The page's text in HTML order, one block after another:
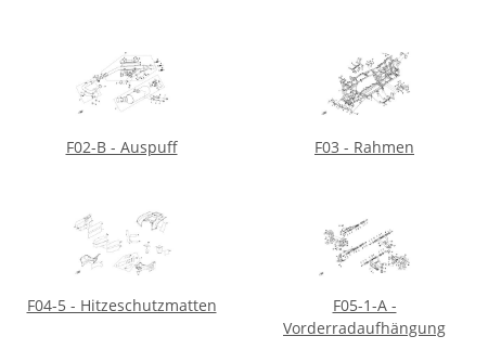
F02-B - Auspuff F03 - Rahmen
F04-5 - Hitzeschutzmatten
F05-1-A -
Vorderradaufhängung